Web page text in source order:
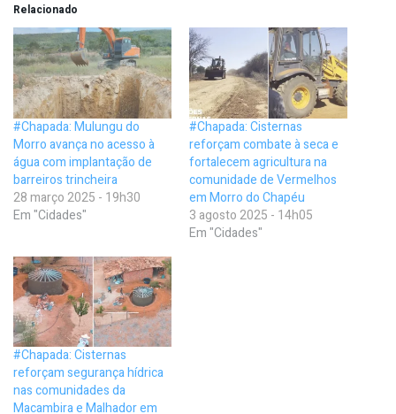
Relacionado
#Chapada: Mulungu do
Morro avança no acesso à
água com implantação de
barreiros trincheira
28 março 2025 - 19h30
Em "Cidades"
#Chapada: Cisternas
reforçam combate à seca e
fortalecem agricultura na
comunidade de Vermelhos
em Morro do Chapéu
3 agosto 2025 - 14h05
Em "Cidades"
#Chapada: Cisternas
reforçam segurança hídrica
nas comunidades da
Macambira e Malhador em